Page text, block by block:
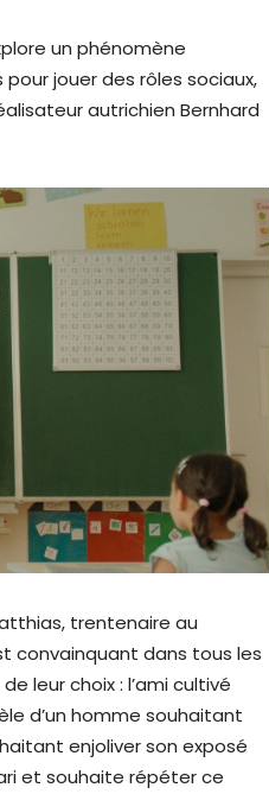
un phénomène
jouer des rôles sociaux,
autrichien Bernhard
trentenaire au
convainquant dans tous les
leur choix : l’ami cultivé
d’un homme souhaitant
enjoliver son exposé
et souhaite répéter ce